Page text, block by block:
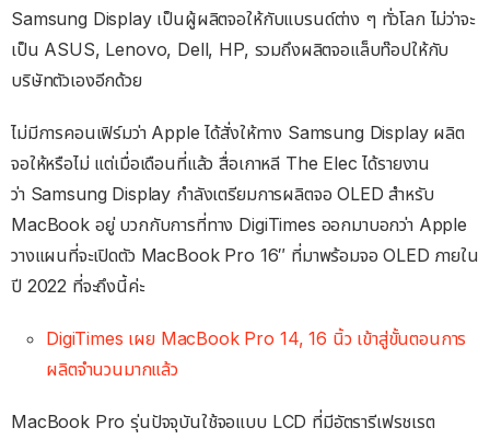
Samsung Display เป็นผู้ผลิตจอให้กับแบรนด์ต่าง ๆ ทั่วโลก ไม่ว่าจะ
เป็น ASUS, Lenovo, Dell, HP, รวมถึงผลิตจอแล็บท๊อปให้กับ
บริษัทตัวเองอีกด้วย
ไม่มีการคอนเฟิร์มว่า Apple ได้สั่งให้ทาง Samsung Display ผลิต
จอให้หรือไม่ แต่เมื่อเดือนที่แล้ว สื่อเกาหลี The Elec ได้รายงาน
ว่า Samsung Display กำลังเตรียมการผลิตจอ OLED สำหรับ
MacBook อยู่ บวกกับการที่ทาง DigiTimes ออกมาบอกว่า Apple
วางแผนที่จะเปิดตัว MacBook Pro 16″ ที่มาพร้อมจอ OLED ภายใน
ปี 2022 ที่จะถึงนี้ค่ะ
DigiTimes เผย MacBook Pro 14, 16 นิ้ว เข้าสู่ขั้นตอนการ
ผลิตจำนวนมากแล้ว
MacBook Pro รุ่นปัจจุบันใช้จอแบบ LCD ที่มีอัตรารีเฟรชเรต